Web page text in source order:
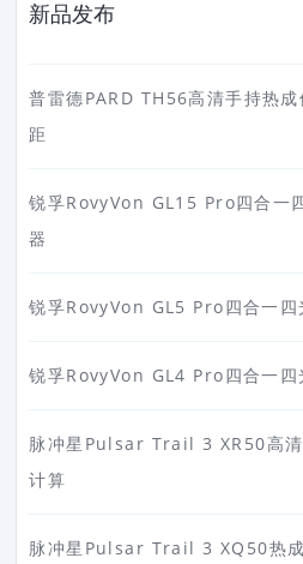
新品发布
普雷德PARD TH56高清手持热
距
锐孚RovyVon GL15 Pro四合一
器
锐孚RovyVon GL5 Pro四合一四
锐孚RovyVon GL4 Pro四合一四
脉冲星Pulsar Trail 3 XR50高清
计算
脉冲星Pulsar Trail 3 XQ50热